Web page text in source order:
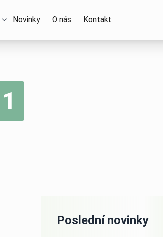
Novinky O nás Kontakt
Poslední novinky